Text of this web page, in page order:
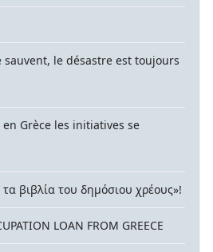
sauvent, le désastre est toujours
en Grèce les initiatives se
τα βιβλία του δημόσιου χρέους»!
LOAN FROM GREECE